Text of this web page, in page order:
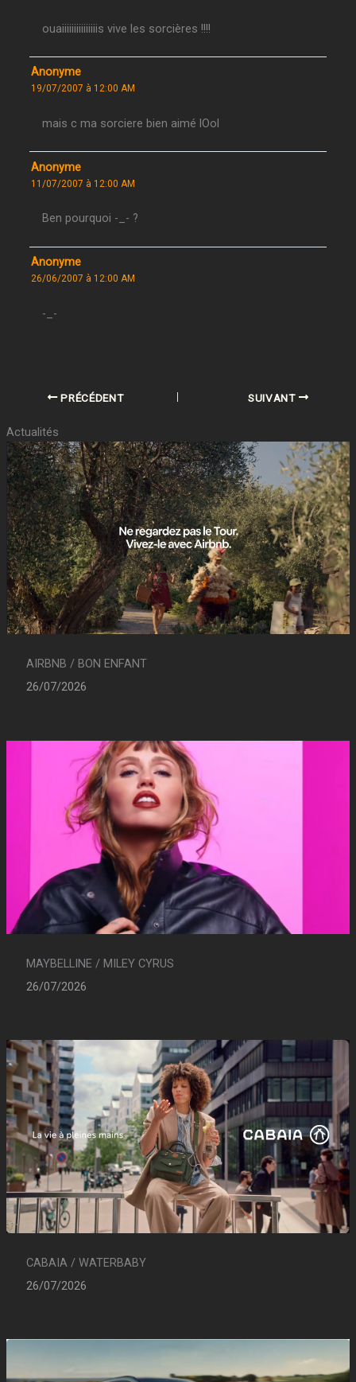
ouaiiiiiiiiiiiiiiis vive les sorcières !!!!
Anonyme
19/07/2007 à 12:00 AM
mais c ma sorciere bien aimé lOol
Anonyme
11/07/2007 à 12:00 AM
Ben pourquoi -_- ?
Anonyme
26/06/2007 à 12:00 AM
-_-
PRÉCÉDENT SUIVANT
Actualités
AIRBNB / BON ENFANT
26/07/2026
MAYBELLINE / MILEY CYRUS
26/07/2026
CABAIA / WATERBABY
26/07/2026